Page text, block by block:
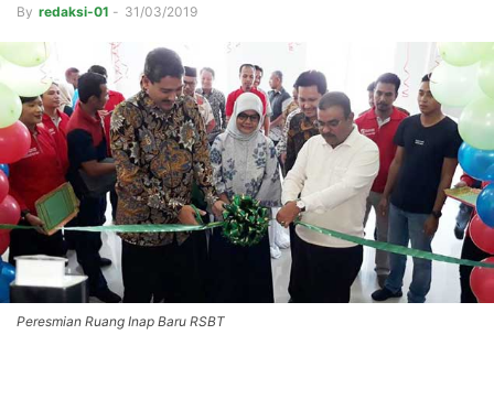
By redaksi-01 - 31/03/2019
Peresmian Ruang Inap Baru RSBT